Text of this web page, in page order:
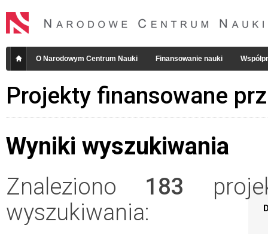
O Narodowym Centrum Nauki Finansowanie nauki
Projekty finansowane
Wyniki wyszukiwania
Znaleziono 183
wyszukiwania: